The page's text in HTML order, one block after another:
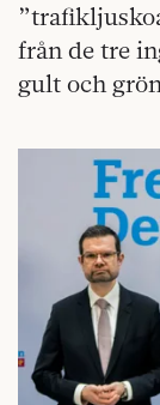
från de tre
gult och